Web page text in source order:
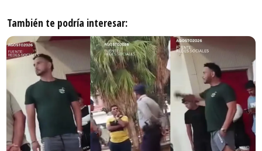
También te podría interesar: